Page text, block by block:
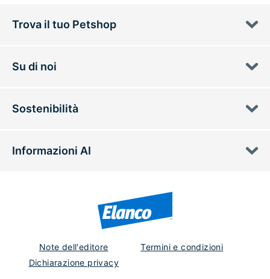
Trova il tuo Petshop
Su di noi
Sostenibilità
Informazioni AI
Note dell'editore
Termini e condizioni
Dichiarazione privacy